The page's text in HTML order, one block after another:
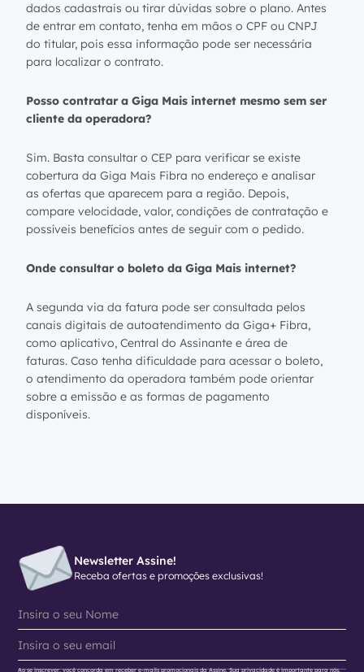
dados cadastrais ou tirar dúvidas sobre o plano. Antes
de entrar em contato, tenha em mãos o CPF ou CNPJ
do titular, pois essa informação pode ser necessária
para localizar o contrato.
Posso contratar a Giga Mais internet mesmo sem ser
cliente da operadora?
Sim. Basta consultar o CEP para verificar se existe
cobertura da Giga Mais Fibra no endereço e analisar
as ofertas que aparecem para a região. Depois,
compare velocidade, valor, condições de contratação e
possíveis benefícios antes de seguir com o pedido.
Onde consultar o boleto da Giga Mais internet?
A segunda via da fatura pode ser consultada pelos
canais digitais de autoatendimento da Giga+ Fibra,
como aplicativo, Central do Assinante e área de
faturas. Caso tenha dificuldade para acessar o boleto,
o atendimento da operadora também pode orientar
sobre a emissão e as formas de pagamento
disponíveis.
Newsletter Assine!
Receba ofertas e promoções exclusivas!
Ao se inscrever, você concorda em receber e-mails promocionais da Assine. Sua privacidade é importante para nós.